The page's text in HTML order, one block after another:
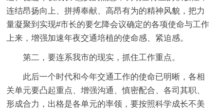
连结昂扬向上、拼搏奉献、高昂有为的精神风貌，把力
量凝聚到实现#市长的要乞降会议确定的各项使命与工作
上来，增强加速年夜交通培植的使命感、紧迫感。
第二，要连系我市的现实，抓住工作重点。
此后一个时代和今年交通工作的使命已明晰，各相
关单元要凸起重点、增强沟通、慎密配合、各司其职、
形成合力，出格是各单元的率领，要按照科学成长不美